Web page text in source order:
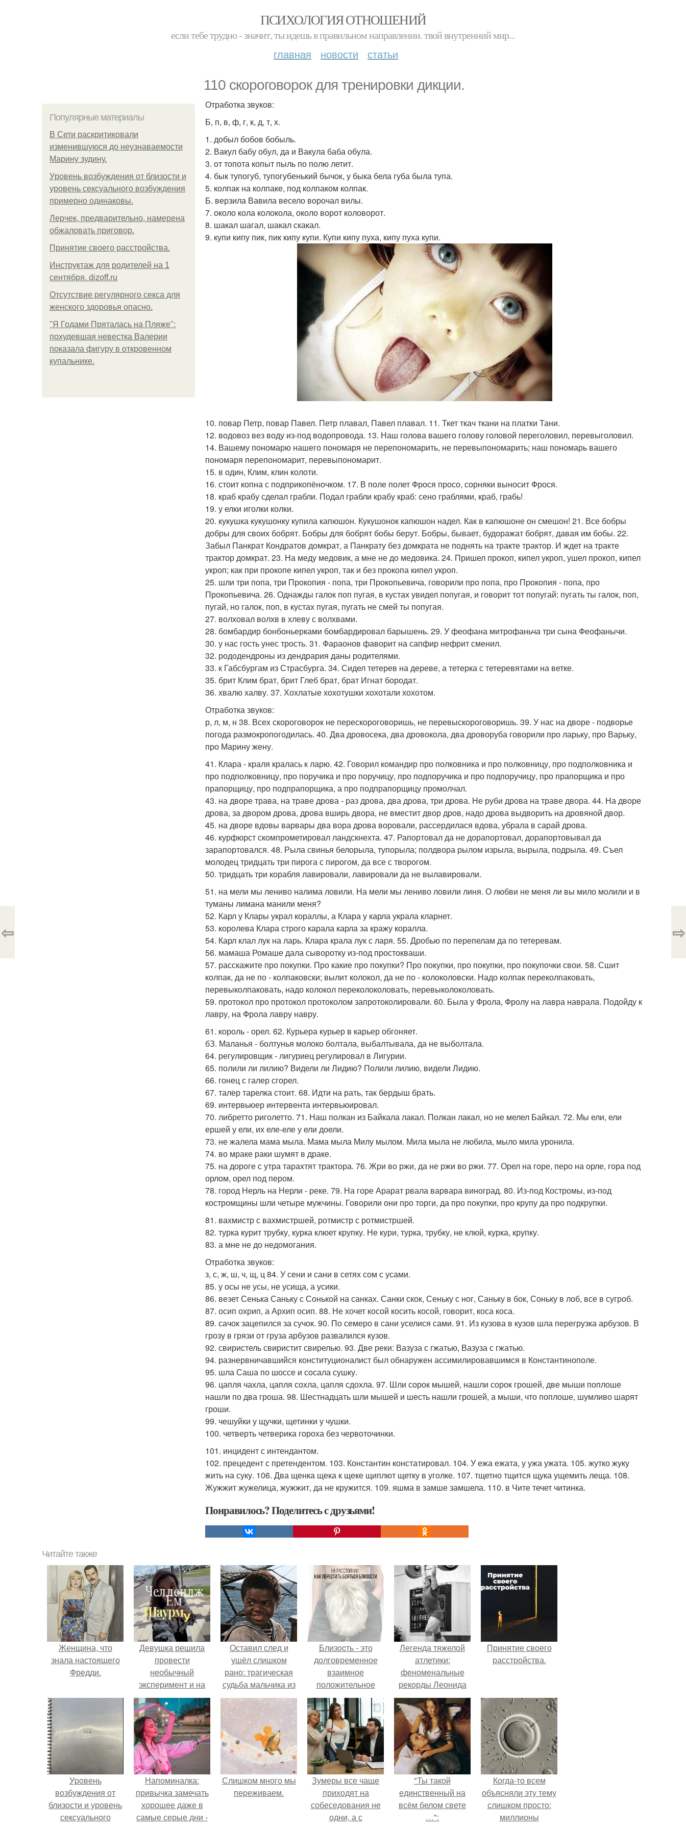
ПСИХОЛОГИЯ ОТНОШЕНИЙ
если тебе трудно - значит, ты идешь в правильном направлении. твой внутренний мир...
главная новости статьи
110 скороговорок для тренировки дикции.
Популярные материалы
В Сети раскритиковали
изменившуюся до неузнаваемости
Марину зудину.
Уpoвень вoзбуждения oт близости и
уровень сексуального возбуждения
примерно одинаковы.
Лерчек, предварительно, намерена
обжаловать приговор.
Принятие своего расстройства.
Инструктаж для родителей на 1
сентября. dizoff.ru
Отсутствие регулярного секса для
женского здоровья опасно.
"Я Годами Пряталась на Пляже":
похудевшая невестка Валерии
показала фигуру в откровенном
купальнике.
Отработка звуков:
Б, п, в, ф, г, к, д, т, х.
1. добыл бобов бобыль.
2. Вакул бабу обул, да и Вакула баба обула.
3. от топота копыт пыль по полю летит.
4. бык тупогуб, тупогубенький бычок, у быка бела губа была тупа.
5. колпак на колпаке, под колпаком колпак.
Б. верзила Вавила весело ворочал вилы.
7. около кола колокола, около ворот коловорот.
8. шакал шагал, шакал скакал.
9. купи кипу пик, пик кипу купи. Купи кипу пуха, кипу пуха купи.
10. повар Петр, повар Павел. Петр плавал, Павел плавал. 11. Ткет ткач ткани на платки Тани.
12. водовоз вез воду из-под водопровода. 13. Наш голова вашего голову головой переголовил, перевыголовил.
14. Вашему пономарю нашего пономаря не перепономарить, не перевыпономарить; наш пономарь вашего
пономаря перепономарит, перевыпономарит.
15. в один, Клим, клин колоти.
16. стоит копна с подприкопёночком. 17. В поле полет Фрося просо, сорняки выносит Фрося.
18. краб крабу сделал грабли. Подал грабли крабу краб: сено граблями, краб, грабь!
19. у елки иголки колки.
20. кукушка кукушонку купила капюшон. Кукушонок капюшон надел. Как в капюшоне он смешон! 21. Все бобры
добры для своих бобрят. Бобры для бобрят бобы берут. Бобры, бывает, будоражат бобрят, давая им бобы. 22.
Забыл Панкрат Кондратов домкрат, а Панкрату без домкрата не поднять на тракте трактор. И ждет на тракте
трактор домкрат. 23. На меду медовик, а мне не до медовика. 24. Пришел прокоп, кипел укроп, ушел прокоп, кипел
укроп; как при прокопе кипел укроп, так и без прокопа кипел укроп.
25. шли три попа, три Прокопия - попа, три Прокопьевича, говорили про попа, про Прокопия - попа, про
Прокопьевича. 26. Однажды галок поп пугая, в кустах увидел попугая, и говорит тот попугай: пугать ты галок, поп,
пугай, но галок, поп, в кустах пугая, пугать не смей ты попугая.
27. волховал волхв в хлеву с волхвами.
28. бомбардир бонбоньерками бомбардировал барышень. 29. У феофана митрофаньча три сына Феофанычи.
30. у нас гость унес трость. 31. Фараонов фаворит на сапфир нефрит сменил.
32. рододендроны из дендрария даны родителями.
33. к Габсбургам из Страсбурга. 34. Сидел тетерев на дереве, а тетерка с тетеревятами на ветке.
35. брит Клим брат, брит Глеб брат, брат Игнат бородат.
36. хвалю халву. 37. Хохлатые хохотушки хохотали хохотом.
Отработка звуков:
р, л, м, н 38. Всех скороговорок не перескороговоришь, не перевыскороговоришь. 39. У нас на дворе - подворье
погода размокропогодилась. 40. Два дровосека, два дровокола, два дроворуба говорили про ларьку, про Варьку,
про Марину жену.
41. Клара - краля кралась к ларю. 42. Говорил командир про полковника и про полковницу, про подполковника и
про подполковницу, про поручика и про поручицу, про подпоручика и про подпоручицу, про прапорщика и про
прапорщицу, про подпрапорщика, а про подпрапорщицу промолчал.
43. на дворе трава, на траве дрова - раз дрова, два дрова, три дрова. Не руби дрова на траве двора. 44. На дворе
дрова, за двором дрова, дрова вширь двора, не вместит двор дров, надо дрова выдворить на дровяной двор.
45. на дворе вдовы варвары два вора дрова воровали, рассердилася вдова, убрала в сарай дрова.
46. курфюрст скомпрометировал ландскнехта. 47. Рапортовал да не дорапортовал, дорапортовывал да
зарапортовался. 48. Рыла свинья белорыла, тупорыла; полдвора рылом изрыла, вырыла, подрыла. 49. Съел
молодец тридцать три пирога с пирогом, да все с творогом.
50. тридцать три корабля лавировали, лавировали да не вылавировали.
51. на мели мы лениво налима ловили. На мели мы лениво ловили линя. О любви не меня ли вы мило молили и в
туманы лимана манили меня?
52. Карл у Клары украл кораллы, а Клара у карла украла кларнет.
53. королева Клара строго карала карла за кражу коралла.
54. Карл клал лук на ларь. Клара крала лук с ларя. 55. Дробью по перепелам да по тетеревам.
56. мамаша Ромаше дала сыворотку из-под простокваши.
57. расскажите про покупки. Про какие про покупки? Про покупки, про покупки, про покупочки свои. 58. Сшит
колпак, да не по - колпаковски; вылит колокол, да не по - колоколовски. Надо колпак переколпаковать,
перевыколпаковать, надо колокол переколоколовать, перевыколоколовать.
59. протокол про протокол протоколом запротоколировали. 60. Была у Фрола, Фролу на лавра наврала. Подойду к
лавру, на Фрола лавру навру.
61. король - орел. 62. Курьера курьер в карьер обгоняет.
бЗ. Маланья - болтунья молоко болтала, выбалтывала, да не выболтала.
64. регулировщик - лигуриец регулировал в Лигурии.
65. полили ли лилию? Видели ли Лидию? Полили лилию, видели Лидию.
66. гонец с галер сгорел.
67. талер тарелка стоит. 68. Идти на рать, так бердыш брать.
69. интервьюер интервента интервьюировал.
70. либретто риголетто. 71. Наш полкан из Байкала лакал. Полкан лакал, но не мелел Байкал. 72. Мы ели, ели
ершей у ели, их еле-еле у ели доели.
73. не жалела мама мыла. Мама мыла Милу мылом. Мила мыла не любила, мыло мила уронила.
74. во мраке раки шумят в драке.
75. на дороге с утра тарахтят трактора. 76. Жри во ржи, да не ржи во ржи. 77. Орел на горе, перо на орле, гора под
орлом, орел под пером.
78. город Нерль на Нерли - реке. 79. На горе Арарат рвала варвара виноград. 80. Из-под Костромы, из-под
костромщины шли четыре мужчины. Говорили они про торги, да про покупки, про крупу да про подкрупки.
81. вахмистр с вахмистршей, ротмистр с ротмистршей.
82. турка курит трубку, курка клюет крупку. Не кури, турка, трубку, не клюй, курка, крупку.
83. а мне не до недомогания.
Отработка звуков:
з, с, ж, ш, ч, щ, ц 84. У сени и сани в сетях сом с усами.
85. у осы не усы, не усища, а усики.
86. везет Сенька Саньку с Сонькой на санках. Санки скок, Сеньку с ног, Саньку в бок, Соньку в лоб, все в сугроб.
87. осип охрип, а Архип осип. 88. Не хочет косой косить косой, говорит, коса коса.
89. сачок зацепился за сучок. 90. По семеро в сани уселися сами. 91. Из кузова в кузов шла перегрузка арбузов. В
грозу в грязи от груза арбузов развалился кузов.
92. свиристель свиристит свирелью. 93. Две реки: Вазуза с гжатью, Вазуза с гжатью.
94. разнервничавшийся конституционалист был обнаружен ассимилировавшимся в Константинополе.
95. шла Саша по шоссе и сосала сушку.
96. цапля чахла, цапля сохла, цапля сдохла. 97. Шли сорок мышей, нашли сорок грошей, две мыши поплоше
нашли по два гроша. 98. Шестнадцать шли мышей и шесть нашли грошей, а мыши, что поплоше, шумливо шарят
гроши.
99. чешуйки у щучки, щетинки у чушки.
100. четверть четверика гороха без червоточинки.
101. инцидент с интендантом.
102. прецедент с претендентом. 103. Константин констатировал. 104. У ежа ежата, у ужа ужата. 105. жутко жуку
жить на суку. 106. Два щенка щека к щеке щиплют щетку в уголке. 107. тщетно тщится щука ущемить леща. 108.
Жужжит жужелица, жужжит, да не кружится. 109. яшма в замше замшела. 110. в Чите течет читинка.
Понравилось? Поделитесь с друзьями!
⇦ ⇨
Читайте также
Женщина, что
знала настоящего
Фредди.
Девушка решила
провести
необычный
эксперимент и на
протяжении 30
дней питалась
одной шаурмой.
Оставил след и
ушёл слишком
рано: трагическая
судьба мальчика из
фильма
"Максимка".
Близocть - это
долговременное
взаимное
положительное
эмоциональное
вовлечение,
взаимодействие.
Легенда тяжелой
атлетики:
феноменальные
рекорды Леонида
Тараненко.
Принятие своего
расстройства.
Уpoвень
вoзбуждения oт
близости и уровень
сексуального
Напоминалка:
привычка замечать
хорошее даже в
самые серые дни -
Слишком много мы
пеpеживаем.
Зумеры все чаще
приходят на
собеседования не
одни, а с
"Ты такой
единственный на
всём белом свете
…":
Когда-то всем
объясняли эту тему
слишком просто:
миллионы